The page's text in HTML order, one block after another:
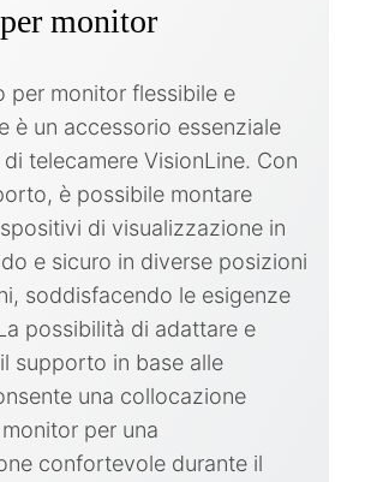
monitor
per monitor flessibile e
è un accessorio essenziale
telecamere VisionLine. Con
è possibile montare
di visualizzazione in
e sicuro in diverse posizioni
soddisfacendo le esigenze
possibilità di adattare e
supporto in base alle
una collocazione
per una
confortevole durante il